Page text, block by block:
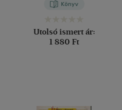
Könyv
Utolsó ismert ár:
1 880 Ft